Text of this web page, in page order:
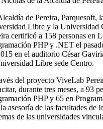
de Pereira, Parquesoft,
Libre y la Universidad
certificó a 158 personas en
PHP y .NET el
en el auditorio César
Libre sede Centro.
del proyecto ViveLab
durante tres meses, a 93
PHP y 65 en
asesoría de las facultades de
de las universidades